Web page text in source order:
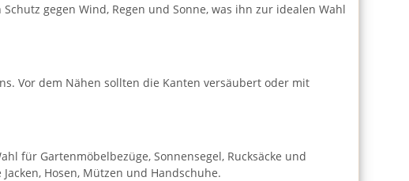
gegen Wind, Regen und Sonne, was ihn zur idealen Wahl
Vor dem Nähen sollten die Kanten versäubert oder mit
für Gartenmöbelbezüge, Sonnensegel, Rucksäcke und
Hosen, Mützen und Handschuhe.